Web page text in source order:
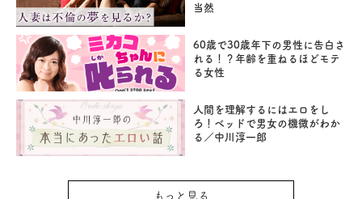
当然
60歳で30歳年下の男性に告白さ
れる！？年齢を重ねるほどモテ
る女性
人間を理解するにはエロをし
ろ！ベッドで男女の機微がわか
る／中川淳一郎
もっと見る